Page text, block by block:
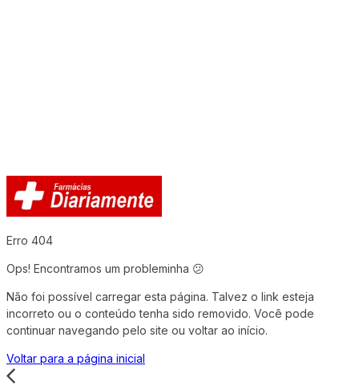
Erro 404
Ops! Encontramos um probleminha 😕
Não foi possível carregar esta página. Talvez o link esteja
incorreto ou o conteúdo tenha sido removido. Você pode
continuar navegando pelo site ou voltar ao início.
Voltar para a página inicial